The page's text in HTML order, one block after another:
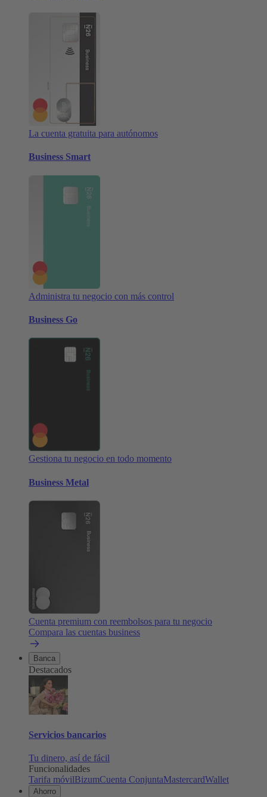
La cuenta gratuita para autónomos
Business Smart
Administra tu negocio con más control
Business Go
Gestiona tu negocio en todo momento
Business Metal
Cuenta premium con reembolsos para tu negocio
Compara las cuentas business
Banca
Destacados
Servicios bancarios
Tu dinero, así de fácil
Funcionalidades
Tarifa móvilBizumCuenta ConjuntaMastercardWallet
Ahorro